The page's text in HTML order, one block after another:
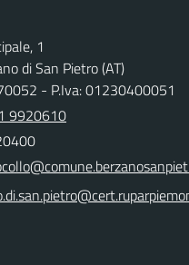
1
di San Pietro (AT)
- P.Iva: 01230400051
9920610